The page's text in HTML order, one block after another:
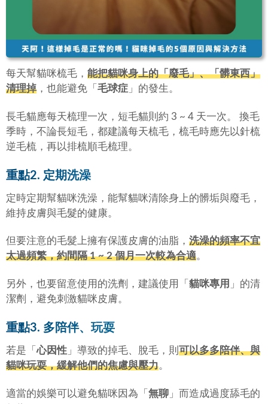
每天幫貓咪梳毛， 能把貓咪身上的「廢毛」、「髒東西」
清理掉 ，也能避免「 毛球症 」的發生。
長毛貓應每天梳理一次，短毛貓則約 3 ~ 4 天一次。 換毛
季時，不論長短毛，都建議每天梳毛，梳毛時應先以針梳
逆毛梳，再以排梳順毛梳理。
重點2. 定期洗澡
定時定期幫貓咪洗澡，能幫貓咪清除身上的髒垢與廢毛，
維持皮膚與毛髮的健康。
但要注意的毛髮上擁有保護皮膚的油脂， 洗澡的頻率不宜
太過頻繁，約間隔 1 ~ 2 個月一次較為合適。
另外，也要留意使用的洗劑，建議使用「 貓咪專用 」的清
潔劑，避免刺激貓咪皮膚。
重點3. 多陪伴、玩耍
若是「心因性 」導致的掉毛、脫毛，則 可以多多陪伴、與
貓咪玩耍，緩解他們的焦慮與壓力。
適當的娛樂可以避免貓咪因為「 無聊 」而造成過度舔毛的